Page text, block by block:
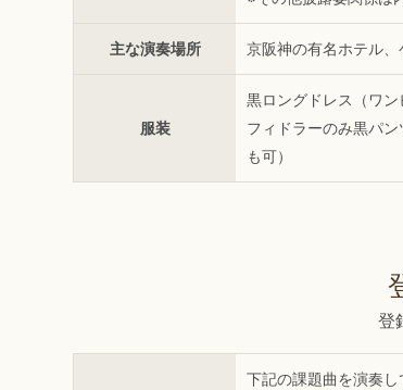
主な演奏場所 京阪神の有名ホテル
服装
黒ロングドレス（ワン
フィドラーのみ黒パ
も可）
登
下記の課題曲を演奏し